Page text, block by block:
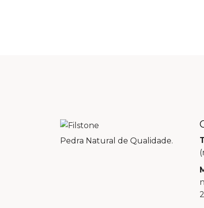
Pedra Natural de Qualidade.